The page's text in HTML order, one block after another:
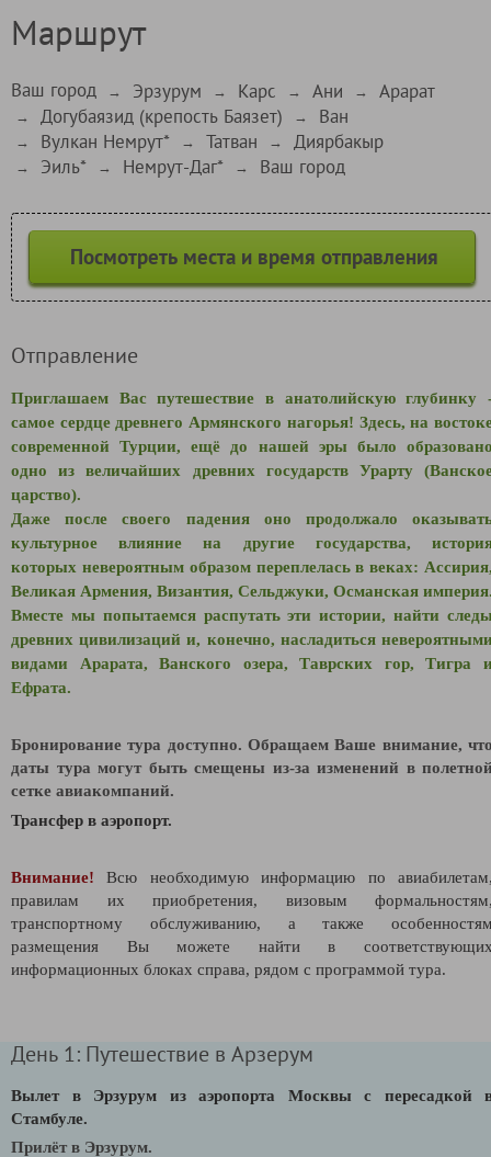
Маршрут
Ваш город → Эрзурум → Карс → Ани → Арарат
→ Догубаязид (крепость Баязет) → Ван
→ Вулкан Немрут* → Татван → Диярбакыр
→ Эиль* → Немрут-Даг* → Ваш город
Посмотреть места и время отправления
Отправление
Приглашаем Вас путешествие в анатолийскую глубинку
самое сердце древнего Армянского нагорья! Здесь,на
современной Турции, ещё до нашей эры было
одно из величайших древних государств Урарту
царство).
Даже после своего падения оно продолжало
культурное влияние на другие государства,
которых невероятным образом переплеласьв веках:
Великая Армения, Византия, Сельджуки, Османская
Вместе мы попытаемся распутать эти истории, найти
древних цивилизаций и, конечно, насладиться
видами Арарата, Ванского озера, Таврских гор, Тигра
Ефрата.
Бронирование тура доступно. Обращаем Ваше внимание,
даты тура могут быть смещены из-за изменений в
сетке авиакомпаний.
Трансфер в аэропорт.
Внимание!
Всю необходимую информацию по
правилам их приобретения, визовым
транспортному обслуживанию, а также
размещения Вы можете найти в
информационных блоках справа, рядом с программой тура.
День 1: Путешествие в Арзерум
Вылет в Эрзурум из аэропорта Москвы с пересадкой
Стамбуле.
Прилёт в Эрзурум.